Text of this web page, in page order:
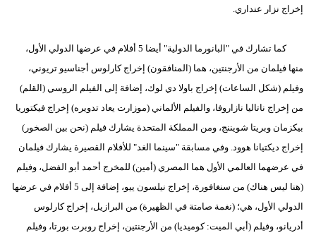
إخراج نزار عنداري.
كما تشارك في "البانورما الدولية" أيضا 5 أفلام في عرضها الدولي الأول،
منها فيلمان من الأرجنتين، هما (المنافقون) إخراج كارلوس أجناسيو تريوني،
وفيلم (شكل الساعات) إخراج باولا دي لوك، إضافة إلى الفيلم الروسي (القلم)
من إخراج ناتاليا نازاروفا، والفيلم الألماني (موزارت يعاد تدويره) إخراج فيكتوريا
بيكزمان وبريتا شويننج، ومن المملكة المتحدة يشارك فيلم (نحن بين الصخور)
إخراج ديكتيانا هوود. وفي مسابقة "سينما الغد" للأفلام القصيرة يشارك فيلمان
في عرضهما العالمي الأول هما المصري (أمين) للمخرج أحمد أبو الفضل، وفيلم
(هنا ليس هناك) من سنغافورة، إخراج نيلسون ييو، إضافة إلى 5 أفلام في عرضها
الدولي الأول، هي؛ (نغمة صامتة في الظهيرة) من البرازيل، إخراج كارلوس
أدريانو، وفيلم (أبي الميت: كوميديا) من الأرجنتين، إخراج روبرت بورتا، وفيلم